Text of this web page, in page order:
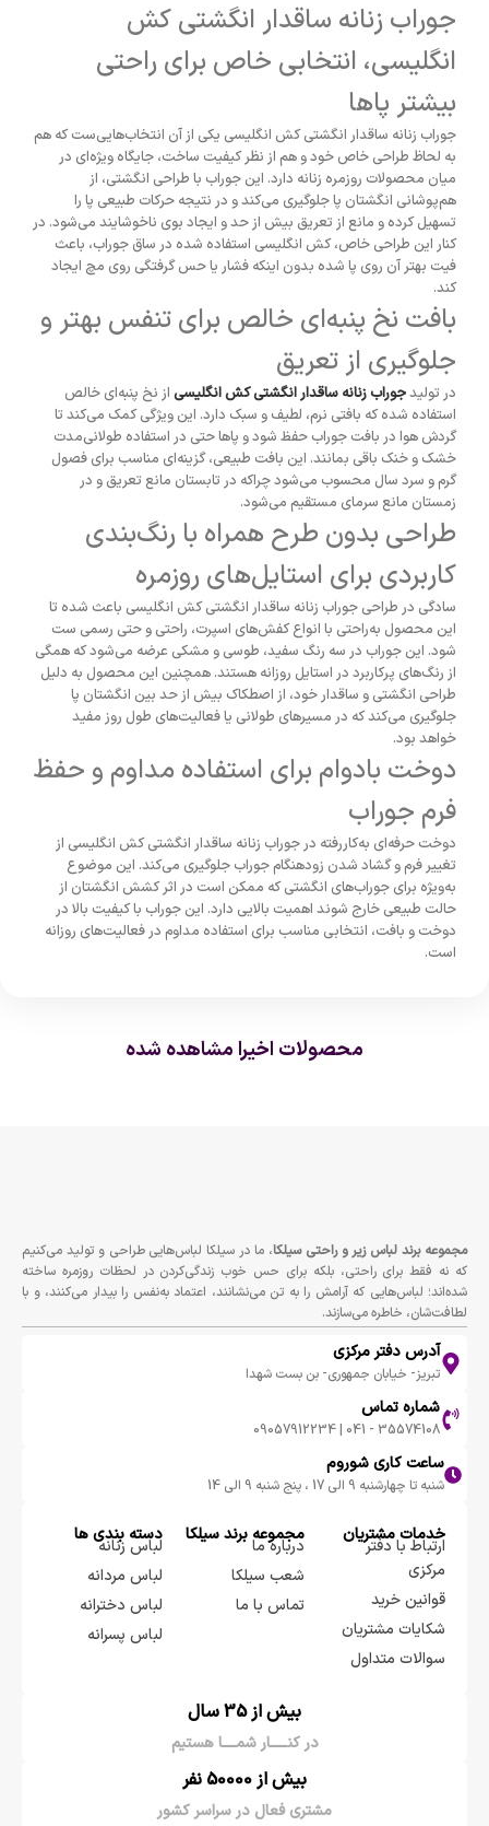
جوراب زنانه ساقدار انگشتی کش
انگلیسی، انتخابی خاص برای راحتی
بیشتر پاها
جوراب زنانه ساقدار انگشتی کش انگلیسی یکی از آن انتخاب‌هایی‌ست که هم
به لحاظ طراحی خاص خود و هم از نظر کیفیت ساخت، جایگاه ویژه‌ای در
میان محصولات روزمره زنانه دارد. این جوراب با طراحی انگشتی، از
هم‌پوشانی انگشتان پا جلوگیری می‌کند و در نتیجه حرکات طبیعی پا را
تسهیل کرده و مانع از تعریق بیش از حد و ایجاد بوی ناخوشایند می‌شود. در
کنار این طراحی خاص، کش انگلیسی استفاده شده در ساق جوراب، باعث
فیت بهتر آن روی پا شده بدون اینکه فشار یا حس گرفتگی روی مچ ایجاد
کند.
بافت نخ پنبه‌ای خالص برای تنفس بهتر و
جلوگیری از تعریق
در تولیدجوراب زنانه ساقدار انگشتی کش انگلیسی از نخ پنبه‌ای خالص
استفاده شده که بافتی نرم، لطیف و سبک دارد. این ویژگی کمک می‌کند تا
گردش هوا در بافت جوراب حفظ شود و پاها حتی در استفاده طولانی‌مدت
خشک و خنک باقی بمانند. این بافت طبیعی، گزینه‌ای مناسب برای فصول
گرم و سرد سال محسوب می‌شود چراکه در تابستان مانع تعریق و در
زمستان مانع سرمای مستقیم می‌شود.
طراحی بدون طرح همراه با رنگ‌بندی
کاربردی برای استایل‌های روزمره
سادگی در طراحی جوراب زنانه ساقدار انگشتی کش انگلیسی باعث شده تا
این محصول به‌راحتی با انواع کفش‌های اسپرت، راحتی و حتی رسمی ست
شود. این جوراب در سه رنگ سفید، طوسی و مشکی عرضه می‌شود که همگی
از رنگ‌های پرکاربرد در استایل روزانه هستند. همچنین این محصول به دلیل
طراحی انگشتی و ساقدار خود، از اصطکاک بیش از حد بین انگشتان پا
جلوگیری می‌کند که در مسیرهای طولانی یا فعالیت‌های طول روز مفید
خواهد بود.
دوخت بادوام برای استفاده مداوم و حفظ
فرم جوراب
دوخت حرفه‌ای به‌کاررفته در جوراب زنانه ساقدار انگشتی کش انگلیسی از
تغییر فرم و گشاد شدن زودهنگام جوراب جلوگیری می‌کند. این موضوع
به‌ویژه برای جوراب‌های انگشتی که ممکن است در اثر کشش انگشتان از
حالت طبیعی خارج شوند اهمیت بالایی دارد. این جوراب با کیفیت بالا در
دوخت و بافت، انتخابی مناسب برای استفاده مداوم در فعالیت‌های روزانه
است.
محصولات اخیرا مشاهده شده
مجموعه برند لباس زير و راحتى سيلكا، ما در سیلکا لباس‌هایی طراحی و تولید می‌کنیم
که نه فقط برای راحتی، بلکه برای حس خوب زندگی‌کردن در لحظات روزمره ساخته
شده‌اند؛ لباس‌هایی که آرامش را به تن می‌نشانند، اعتماد به‌نفس را بیدار می‌کنند، و با
لطافت‌شان، خاطره می‌سازند.
آدرس دفتر مرکزی
تبریز- خیابان جمهوری- بن بست شهدا
شماره تماس
35574108 - 041 | 09057912234
ساعت کاری شوروم
شنبه تا چهارشنبه 9 الی 17 ، پنج شنبه 9 الی 14
خدمات مشتریان
ارتباط با دفتر
مرکزی
قوانین خرید
شکایات مشتریان
سوالات متداول
مجموعه برند سيلكا
درباره ما
شعب سیلکا
تماس با ما
دسته بندی ها
لباس زنانه
لباس مردانه
لباس دخترانه
لباس پسرانه
بیش از 35 سال
در کنـــــار شمــــا هستیم
بیش از 50000 نفر
مشتری فعال در سراسر کشور